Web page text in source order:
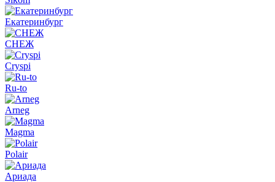
Екатеринбург
СНЕЖ
Cryspi
Ru-to
Arneg
Magma
Polair
Ариада